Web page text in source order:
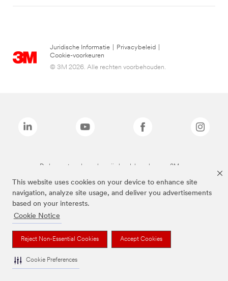
This website uses cookies on your device to enhance site
navigation, analyze site usage, and deliver you advertisements
based on your interests.
Cookie Notice
Reject Non-Essential Cookies Accept Cookies
Cookie Preferences
Juridische Informatie Privacybeleid
Cookie-voorkeuren
© 3M 2026. Alle rechten voorbehouden.
De bovenstaande merken zijn handelsmerken van 3M.we